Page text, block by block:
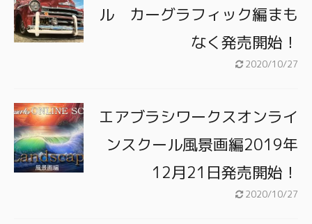
ル カーグラフィック編まも
なく発売開始！
2020/10/27
エアブラシワークスオンライ
ンスクール風景画編2019年
12月21日発売開始！
2020/10/27